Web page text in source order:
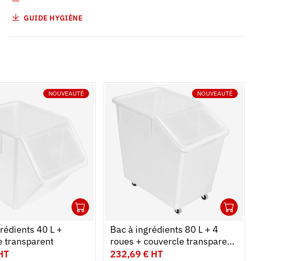
GUIDE HYGIÈNE
NOUVEAUTÉ
40 L +
transparent
NOUVEAUTÉ
Bac à ingrédients 80 L + 4
roues + couvercle transparent
- chape inox
232,69 € HT